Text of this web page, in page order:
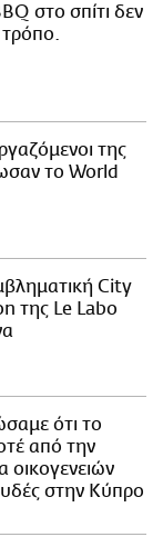
στο σπίτι δεν
τρόπο.
της
το World
City
της Le Labo
ότι το
από την
οικογενειών
στην Κύπρο